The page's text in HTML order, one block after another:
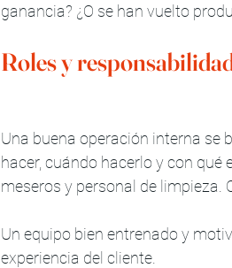
ganancia? ¿O se han vuelto
Roles y
Una buena operación interna se
hacer, cuándo hacerlo y con qué
meseros y personal de limpieza.
Un equipo bien entrenado y
experiencia del cliente.